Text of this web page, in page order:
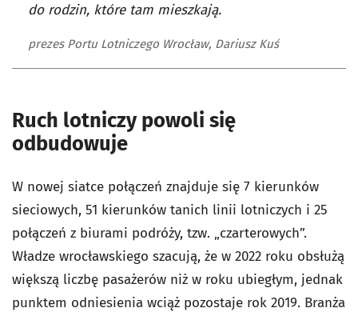
do rodzin, które tam mieszkają.
prezes Portu Lotniczego Wrocław, Dariusz Kuś
Ruch lotniczy powoli się
odbudowuje
W nowej siatce połączeń znajduje się 7 kierunków
sieciowych, 51 kierunków tanich linii lotniczych i 25
połączeń z biurami podróży, tzw. „czarterowych”.
Władze wrocławskiego szacują, że w 2022 roku obsłużą
większą liczbę pasażerów niż w roku ubiegłym, jednak
punktem odniesienia wciąż pozostaje rok 2019. Branża